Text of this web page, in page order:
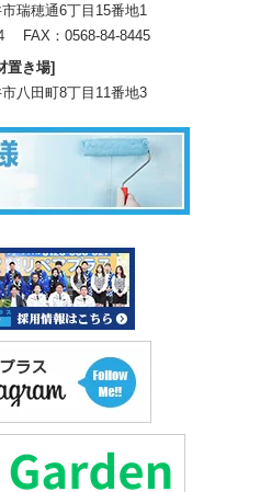
瑞穂通6丁目15番地1
FAX：0568-84-8445
置き場]
八田町8丁目11番地3